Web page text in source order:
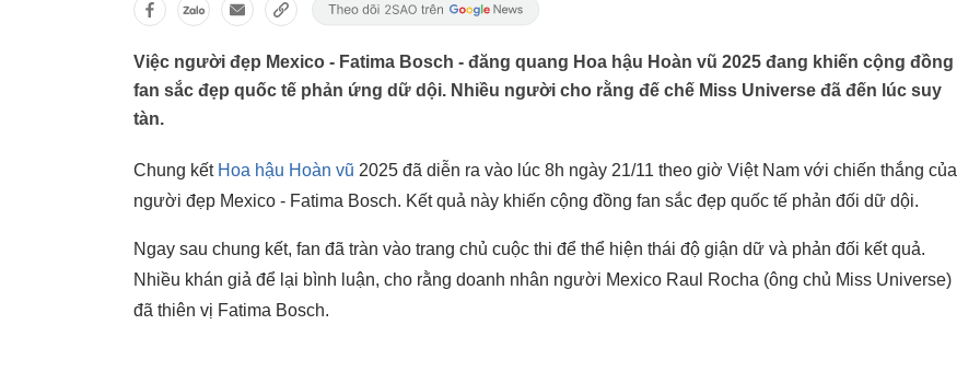
Việc người đẹp Mexico - Fatima Bosch - đăng quang Hoa hậu Hoàn vũ 2025 đang khiến cộng đồng
fan sắc đẹp quốc tế phản ứng dữ dội. Nhiều người cho rằng đế chế Miss Universe đã đến lúc suy
tàn.
Chung kết Hoa hậu Hoàn vũ 2025 đã diễn ra vào lúc 8h ngày 21/11 theo giờ Việt Nam với chiến thắng của
người đẹp Mexico - Fatima Bosch. Kết quả này khiến cộng đồng fan sắc đẹp quốc tế phản đối dữ dội.
Ngay sau chung kết, fan đã tràn vào trang chủ cuộc thi để thể hiện thái độ giận dữ và phản đối kết quả.
Nhiều khán giả để lại bình luận, cho rằng doanh nhân người Mexico Raul Rocha (ông chủ Miss Universe)
đã thiên vị Fatima Bosch.